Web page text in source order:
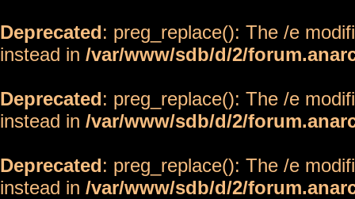
Deprecated: preg_replace(): The /e
instead in /var/www/sdb/d/2/
Deprecated: preg_replace(): The /e
instead in /var/www/sdb/d/2/
Deprecated: preg_replace(): The /e
instead in /var/www/sdb/d/2/